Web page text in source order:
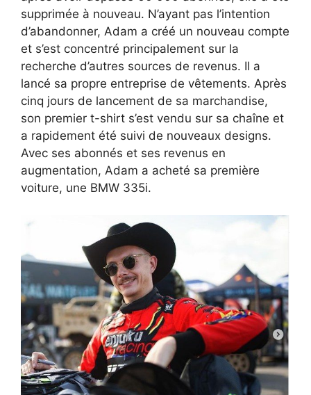
supprimée à nouveau. N’ayant pas l’intention
d’abandonner, Adam a créé un nouveau compte
et s’est concentré principalement sur la
recherche d’autres sources de revenus. Il a
lancé sa propre entreprise de vêtements. Après
cinq jours de lancement de sa marchandise,
son premier t-shirt s’est vendu sur sa chaîne et
a rapidement été suivi de nouveaux designs.
Avec ses abonnés et ses revenus en
augmentation, Adam a acheté sa première
voiture, une BMW 335i.